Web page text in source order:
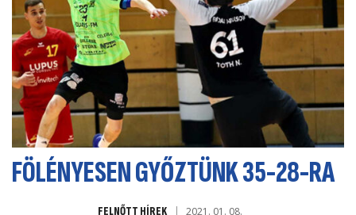
FÖLÉNYESEN GYŐZTÜNK 35-28-RA
FELNŐTT HÍREK 2021. 01. 08.